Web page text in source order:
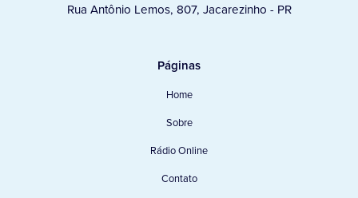
Rua Antônio Lemos, 807, Jacarezinho - PR
Páginas
Home
Sobre
Rádio Online
Contato